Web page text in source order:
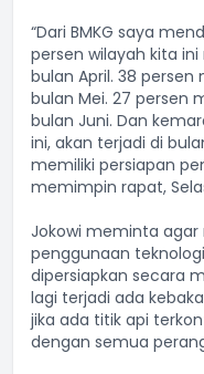
“Dari BMKG saya
persen wilayah kita
bulan April. 38
bulan Mei. 27 persen
bulan Juni. Dan
ini, akan terjadi di
memiliki persiapan
memimpin rapat,
Jokowi meminta
penggunaan
dipersiapkan secara
lagi terjadi ada
jika ada titik api
dengan semua